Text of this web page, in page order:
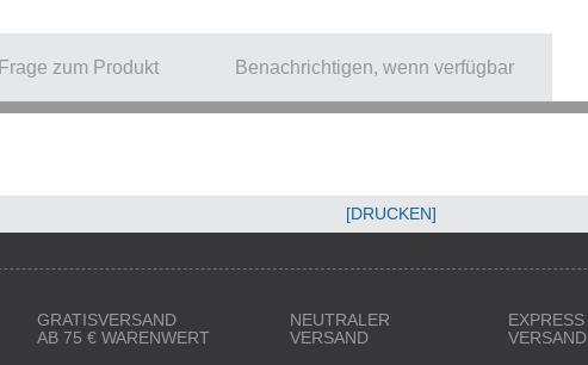
Frage zum Produkt Benachrichtigen, wenn verfügbar
[DRUCKEN]
GRATISVERSAND
AB 75 € WARENWERT
NEUTRALER
VERSAND
EXPRESS
VERSAND